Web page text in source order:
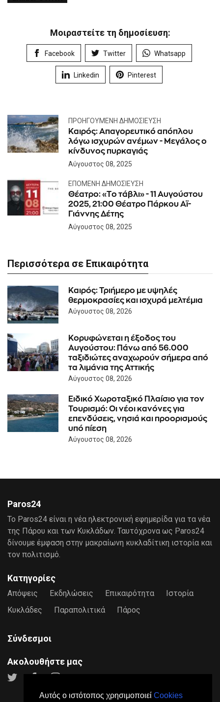
Αυτός ο ιστότοπος χρησιμοποιεί Cookies
Μοιραστείτε τη δημοσίευση:
Facebook Twitter Whatsapp
Linkedin Pinterest
ΠΡΟΗΓΟΎΜΕΝΗ ΔΗΜΟΣΊΕΥΣΗ
Καιρός: Απαγορευτικό απόπλου
λόγω ισχυρών ανέμων - Μεγάλος ο
κίνδυνος πυρκαγιάς
Αύγουστος 08, 2025
ΕΠΌΜΕΝΗ ΔΗΜΟΣΊΕΥΣΗ
Θέατρο: «Tο τάβλι» - 11 Αυγούστου
2025, 21:00 Θέατρο Πάρκου Αϊ-
Γιάννης Δέτης
Αύγουστος 08, 2025
Περισσότερα σε Επικαιρότητα
Καιρός: Τριήμερο με υψηλές
θερμοκρασίες και ισχυρά μελτέμια
Αύγουστος 08, 2026
Κορυφώνεται η έξοδος του
Αυγούστου: Πάνω από 56.000
ταξιδιώτες αναχωρούν σήμερα από
τα λιμάνια της Αττικής
Αύγουστος 08, 2026
Ειδικό Χωροταξικό Πλαίσιο για τον
Τουρισμό: Οι νέοι κανόνες για
επενδύσεις, νησιά και προορισμούς
υπό πίεση
Αύγουστος 08, 2026
Paros24
Το Paros24 είναι η νέα ηλεκτρονική εφημερίδα για τα νέα
της Πάρου και των Κυκλάδων. Ταυτόχρονα ως Paros24
δίνουμε έμφαση στην μακραίωνη κυκλαδίτικη ιστορία και
τον πολιτισμό.
Κατηγορίες
Απόψεις Εκδηλώσεις Επικαιρότητα
Ιστορία
Κυκλάδες
Παραπολιτικά Πάρος
Σύνδεσμοι
Ακολουθήστε μας